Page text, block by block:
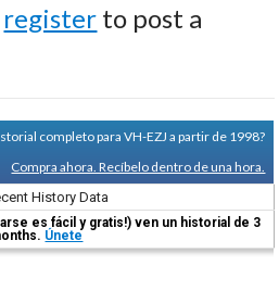
register to post a
completo para VH-EZJ a partir de 1998?
Compra ahora. Recíbelo dentro de una hora.
History Data
es fácil y gratis!) ven un historial de 3
Únete